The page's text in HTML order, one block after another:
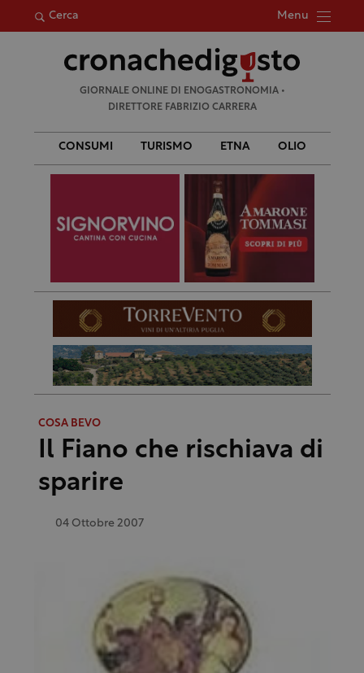
Cerca Menu
per:
GIORNALE ONLINE DI ENOGASTRONOMIA •
DIRETTORE FABRIZIO CARRERA
CONSUMI TURISMO ETNA OLIO
COSA BEVO
Il Fiano che rischiava di
sparire
04 Ottobre 2007